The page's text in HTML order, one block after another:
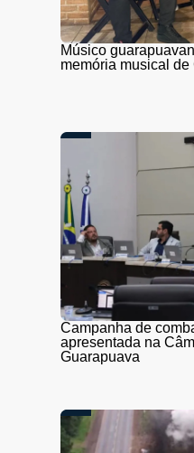
Músico
memória musical
Campanha de
apresentada na
Guarapuava